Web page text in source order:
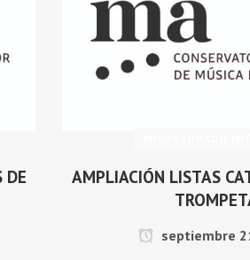
DE
AMPLIACIÓN LISTAS
septiembre